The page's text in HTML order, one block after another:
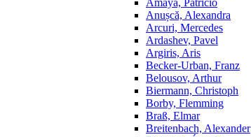
Anușcă, Alexandra
Arcuri, Mercedes
Ardashev, Pavel
Argiris, Aris
Becker-Urban, Franz
Belousov, Arthur
Biermann, Christoph
Borby, Flemming
Braß, Elmar
Breitenbach, Alexander